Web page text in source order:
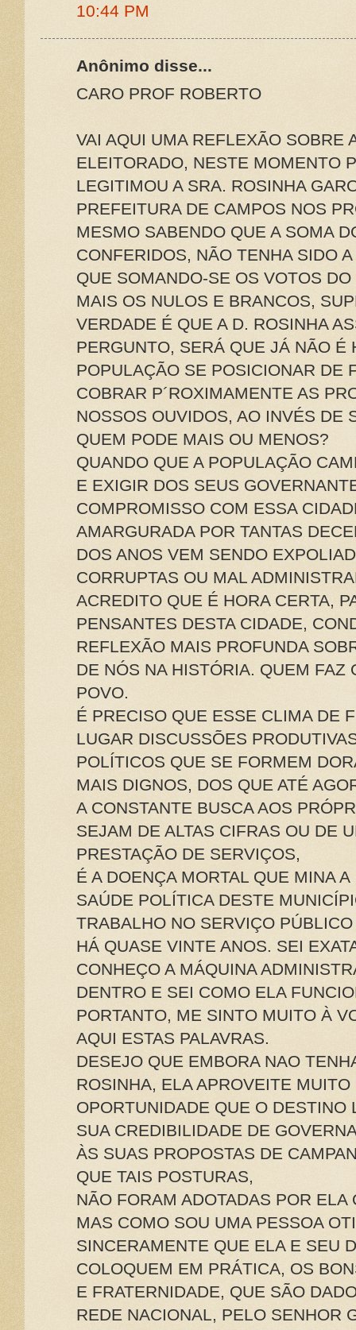
10:44 PM
Anônimo disse...
CARO PROF ROBERTO
VAI AQUI UMA REFLEXÃO SOBRE
ELEITORADO, NESTE MOMENTO
LEGITIMOU A SRA. ROSINHA
PREFEITURA DE CAMPOS NOS
MESMO SABENDO QUE A SOMA
CONFERIDOS, NÃO TENHA SIDO
QUE SOMANDO-SE OS VOTOS
MAIS OS NULOS E BRANCOS,
VERDADE É QUE A D. ROSINHA
PERGUNTO, SERÁ QUE JÁ NÃO É
POPULAÇÃO SE POSICIONAR DE
COBRAR P´ROXIMAMENTE AS
NOSSOS OUVIDOS, AO INVÉS DE
QUEM PODE MAIS OU MENOS?
QUANDO QUE A POPULAÇÃO
E EXIGIR DOS SEUS
COMPROMISSO COM ESSA
AMARGURADA POR TANTAS
DOS ANOS VEM SENDO
CORRUPTAS OU MAL
ACREDITO QUE É HORA CERTA,
PENSANTES DESTA CIDADE,
REFLEXÃO MAIS PROFUNDA
DE NÓS NA HISTÓRIA. QUEM FAZ
POVO.
É PRECISO QUE ESSE CLIMA DE
LUGAR DISCUSSÕES
POLÍTICOS QUE SE FORMEM
MAIS DIGNOS, DOS QUE ATÉ
A CONSTANTE BUSCA AOS
SEJAM DE ALTAS CIFRAS OU DE
PRESTAÇÃO DE SERVIÇOS,
É A DOENÇA MORTAL QUE MINA A
SAÚDE POLÍTICA DESTE
TRABALHO NO SERVIÇO
HÁ QUASE VINTE ANOS. SEI
CONHEÇO A MÁQUINA
DENTRO E SEI COMO ELA
PORTANTO, ME SINTO MUITO À
AQUI ESTAS PALAVRAS.
DESEJO QUE EMBORA NAO
ROSINHA, ELA APROVEITE MUITO
OPORTUNIDADE QUE O DESTINO
SUA CREDIBILIDADE DE
ÀS SUAS PROPOSTAS DE
QUE TAIS POSTURAS,
NÃO FORAM ADOTADAS POR
MAS COMO SOU UMA PESSOA
SINCERAMENTE QUE ELA E SEU
COLOQUEM EM PRÁTICA, OS
E FRATERNIDADE, QUE SÃO
REDE NACIONAL, PELO SENHOR